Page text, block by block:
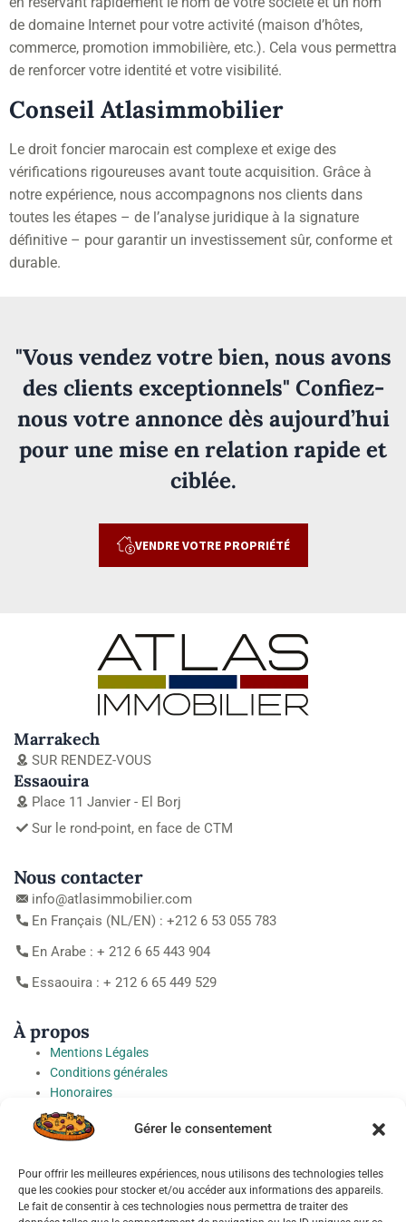
Gérer le consentement
Pour offrir les meilleures expériences, nous utilisons des technologies telles
que les cookies pour stocker et/ou accéder aux informations des appareils.
Le fait de consentir à ces technologies nous permettra de traiter des
de domaine Internet pour votre activité (maison d’hôtes,
commerce, promotion immobilière, etc.). Cela vous permettra
de renforcer votre identité et votre visibilité.
Conseil Atlasimmobilier
Le droit foncier marocain est complexe et exige des
vérifications rigoureuses avant toute acquisition. Grâce à
notre expérience, nous accompagnons nos clients dans
toutes les étapes – de l’analyse juridique à la signature
définitive – pour garantir un investissement sûr, conforme et
durable.
"Vous vendez votre bien, nous avons
des clients exceptionnels" Confiez-
nous votre annonce dès aujourd’hui
pour une mise en relation rapide et
ciblée.
VENDRE VOTRE PROPRIÉTÉ
Marrakech
SUR RENDEZ-VOUS
Essaouira
Place 11 Janvier - El Borj
Sur le rond-point, en face de CTM
Nous contacter
info@atlasimmobilier.com
En Français (NL/EN) : +212 6 53 055 783
En Arabe : + 212 6 65 443 904
Essaouira : + 212 6 65 449 529
À propos
Mentions Légales
Conditions générales
Honoraires
Charte de protection des Données à caractère personnel
Préférences cookies
Socials